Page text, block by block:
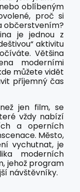
oblíbeným
proč si
občerstvením?
je jednou z
aktivitu
Většina
moderními
můžete vidět
příjemný čas
jen film, se
vždy nabízí
a operních
Město,
vychutnat, je
moderních
jehož program
návštěvníky.